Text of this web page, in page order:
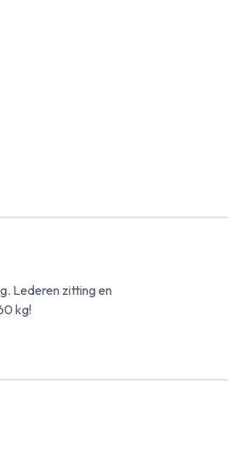
Lederen zitting en
kg!